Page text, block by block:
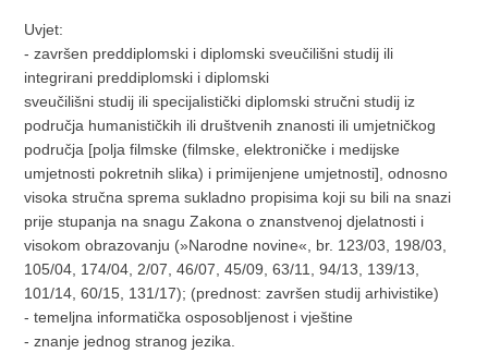
Uvjet:
- završen preddiplomski i diplomski sveučilišni studij ili
integrirani preddiplomski i diplomski
sveučilišni studij ili specijalistički diplomski stručni studij iz
područja humanističkih ili društvenih znanosti ili umjetničkog
područja [polja filmske (filmske, elektroničke i medijske
umjetnosti pokretnih slika) i primijenjene umjetnosti], odnosno
visoka stručna sprema sukladno propisima koji su bili na snazi
prije stupanja na snagu Zakona o znanstvenoj djelatnosti i
visokom obrazovanju (»Narodne novine«, br. 123/03, 198/03,
105/04, 174/04, 2/07, 46/07, 45/09, 63/11, 94/13, 139/13,
101/14, 60/15, 131/17); (prednost: završen studij arhivistike)
- temeljna informatička osposobljenost i vještine
- znanje jednog stranog jezika.